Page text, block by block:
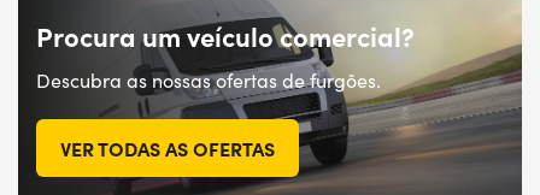
Procura um veículo comercial?
Descubra as nossas ofertas de furgões.
VER TODAS AS OFERTAS